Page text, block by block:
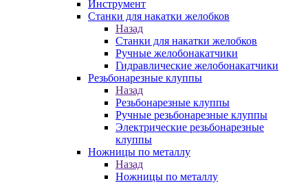
Инструмент
Станки для накатки желобков
Назад
Станки для накатки желобков
Ручные желобонакатчики
Гидравлические желобонакатчики
Резьбонарезные клуппы
Назад
Резьбонарезные клуппы
Ручные резьбонарезные клуппы
Электрические резьбонарезные
клуппы
Ножницы по металлу
Назад
Ножницы по металлу